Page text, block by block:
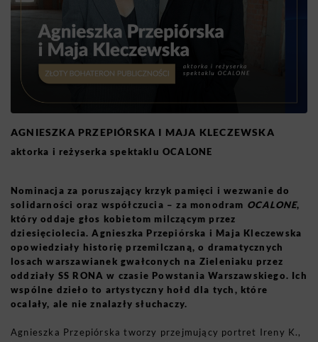
AGNIESZKA PRZEPIÓRSKA I MAJA KLECZEWSKA
aktorka i reżyserka spektaklu OCALONE
Nominacja za poruszający krzyk pamięci i wezwanie do
solidarności oraz współczucia – za monodram OCALONE,
który oddaje głos kobietom milczącym przez
dziesięciolecia. Agnieszka Przepiórska i Maja Kleczewska
opowiedziały historię przemilczaną, o dramatycznych
losach warszawianek gwałconych na Zieleniaku przez
oddziały SS RONA w czasie Powstania Warszawskiego. Ich
wspólne dzieło to artystyczny hołd dla tych, które
ocalały, ale nie znalazły słuchaczy.
Agnieszka Przepiórska tworzy przejmujący portret Ireny K.,